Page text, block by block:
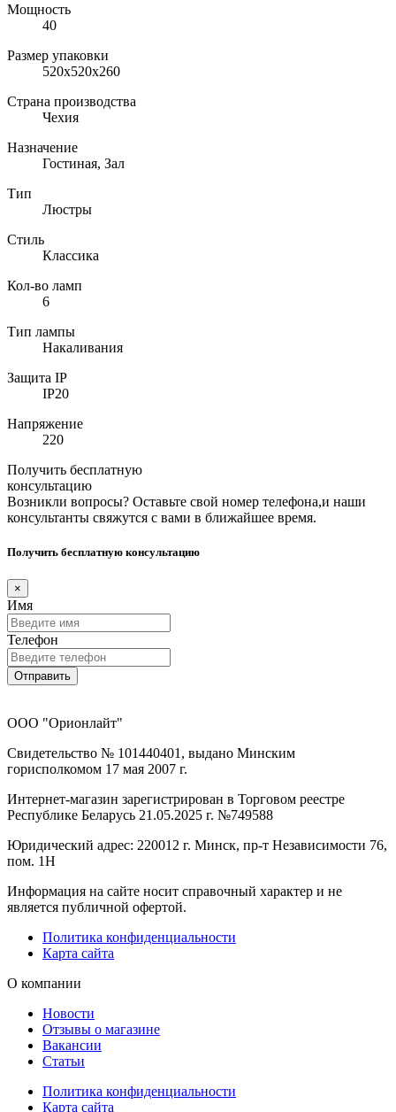
Мощность
40
Размер упаковки
520x520x260
Страна производства
Чехия
Назначение
Гостиная, Зал
Тип
Люстры
Стиль
Классика
Кол-во ламп
6
Тип лампы
Накаливания
Защита IP
IP20
Напряжение
220
Получить бесплатную
консультацию
Возникли вопросы? Оставьте свой номер телефона,и наши
консультанты свяжутся с вами в ближайшее время.
Получить бесплатную консультацию
×
Имя
Телефон
Отправить
ООО "Орионлайт"
Свидетельство № 101440401, выдано Минским
горисполкомом 17 мая 2007 г.
Интернет-магазин зарегистрирован в Торговом реестре
Республике Беларусь 21.05.2025 г. №749588
Юридический адрес: 220012 г. Минск, пр-т Независимости 76,
пом. 1Н
Информация на сайте носит справочный характер и не
является публичной офертой.
Политика конфиденциальности
Карта сайта
О компании
Новости
Отзывы о магазине
Вакансии
Статьи
Политика конфиденциальности
Карта сайта